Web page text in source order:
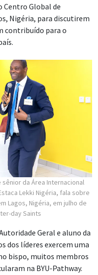
Centro Global de
Nigéria, para discutirem
contribuído para o
da Área Internacional
Lekki Nigéria, fala sobre
Lagos, Nigéria, em julho de
day Saints
Geral e aluno da
dos líderes exercem uma
bispo, muitos membros
na BYU-Pathway.